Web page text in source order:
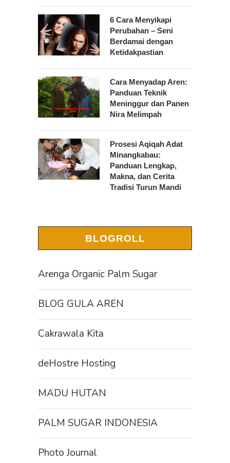
6 Cara Menyikapi
Perubahan – Seni
Berdamai dengan
Ketidakpastian
Cara Menyadap Aren:
Panduan Teknik
Meninggur dan Panen
Nira Melimpah
Prosesi Aqiqah Adat
Minangkabau:
Panduan Lengkap,
Makna, dan Cerita
Tradisi Turun Mandi
BLOGROLL
Arenga Organic Palm Sugar
BLOG GULA AREN
Cakrawala Kita
deHostre Hosting
MADU HUTAN
PALM SUGAR INDONESIA
Photo Journal